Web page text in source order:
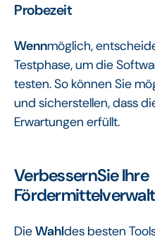
‍Probezeit
‍Wennmöglich,
Testphase, um die
testen. So können Sie
und sicherstellen, dass
Erwartungen erfüllt.
‍VerbessernSie Ihre
DieWahldes besten